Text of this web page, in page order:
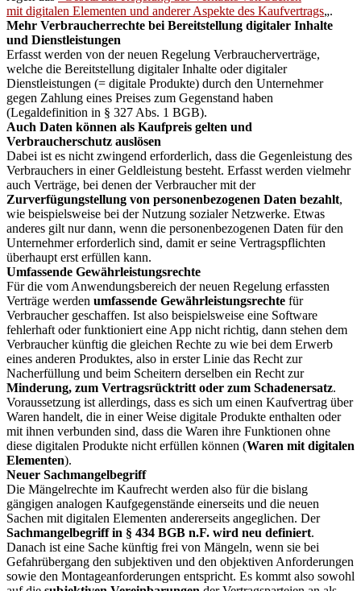
mit digitalen Elementen und anderer Aspekte des Kaufvertrags„.
Mehr Verbraucherrechte bei Bereitstellung digitaler Inhalte
und Dienstleistungen
Erfasst werden von der neuen Regelung Verbraucherverträge,
welche die Bereitstellung digitaler Inhalte oder digitaler
Dienstleistungen (= digitale Produkte) durch den Unternehmer
gegen Zahlung eines Preises zum Gegenstand haben
(Legaldefinition in § 327 Abs. 1 BGB).
Auch Daten können als Kaufpreis gelten und
Verbraucherschutz auslösen
Dabei ist es nicht zwingend erforderlich, dass die Gegenleistung des
Verbrauchers in einer Geldleistung besteht. Erfasst werden vielmehr
auch Verträge, bei denen der Verbraucher mit der
Zurverfügungstellung von personenbezogenen Daten bezahlt,
wie beispielsweise bei der Nutzung sozialer Netzwerke. Etwas
anderes gilt nur dann, wenn die personenbezogenen Daten für den
Unternehmer erforderlich sind, damit er seine Vertragspflichten
überhaupt erst erfüllen kann.
Umfassende Gewährleistungsrechte
Für die vom Anwendungsbereich der neuen Regelung erfassten
Verträge werden umfassende Gewährleistungsrechte für
Verbraucher geschaffen. Ist also beispielsweise eine Software
fehlerhaft oder funktioniert eine App nicht richtig, dann stehen dem
Verbraucher künftig die gleichen Rechte zu wie bei dem Erwerb
eines anderen Produktes, also in erster Linie das Recht zur
Nacherfüllung und beim Scheitern derselben ein Recht zur
Minderung, zum Vertragsrücktritt oder zum Schadenersatz.
Voraussetzung ist allerdings, dass es sich um einen Kaufvertrag über
Waren handelt, die in einer Weise digitale Produkte enthalten oder
mit ihnen verbunden sind, dass die Waren ihre Funktionen ohne
diese digitalen Produkte nicht erfüllen können (Waren mit digitalen
Elementen).
Neuer Sachmangelbegriff
Die Mängelrechte im Kaufrecht werden also für die bislang
gängigen analogen Kaufgegenstände einerseits und die neuen
Sachen mit digitalen Elementen andererseits angeglichen. Der
Sachmangelbegriff in § 434 BGB n.F. wird neu definiert.
Danach ist eine Sache künftig frei von Mängeln, wenn sie bei
Gefahrübergang den subjektiven und den objektiven Anforderungen
sowie den Montageanforderungen entspricht. Es kommt also sowohl